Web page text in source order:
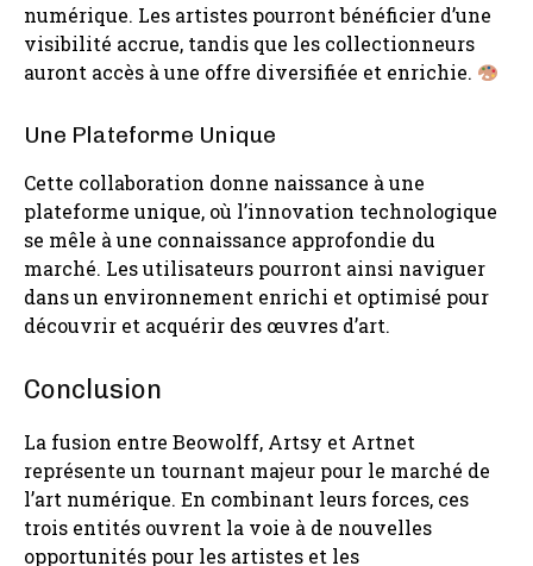
numérique. Les artistes pourront bénéficier d’une
visibilité accrue, tandis que les collectionneurs
auront accès à une offre diversifiée et enrichie.
Une Plateforme Unique
Cette collaboration donne naissance à une
plateforme unique, où l’innovation technologique
se mêle à une connaissance approfondie du
marché. Les utilisateurs pourront ainsi naviguer
dans un environnement enrichi et optimisé pour
découvrir et acquérir des œuvres d’art.
Conclusion
La fusion entre Beowolff, Artsy et Artnet
représente un tournant majeur pour le marché de
l’art numérique. En combinant leurs forces, ces
trois entités ouvrent la voie à de nouvelles
opportunités pour les artistes et les